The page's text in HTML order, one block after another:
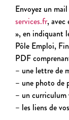
Envoyez un
services.fr,
», en indiquant
Pôle Emploi,
PDF
– une lettre de
– une photo de
– un curriculum
– les liens de